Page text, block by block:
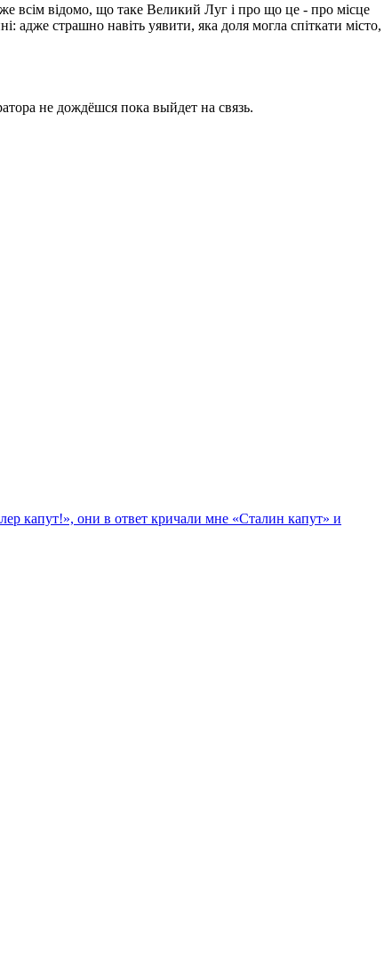
всім відомо, що таке Великий Луг і про що це - про місце
адже страшно навіть уявити, яка доля могла спіткати місто,
не дождёшся пока выйдет на связь.
капут!», они в ответ кричали мне «Сталин капут» и